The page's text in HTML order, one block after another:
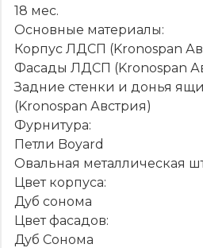
18 мес.
Основные материалы:
Корпус ЛДСП (Kronospan
Фасады ЛДСП (Kronospan
Задние стенки и донья
(Kronospan Австрия)
Фурнитура:
Петли Boyard
Овальная металлическая
Цвет корпуса:
Дуб сонома
Цвет фасадов:
Дуб Сонома